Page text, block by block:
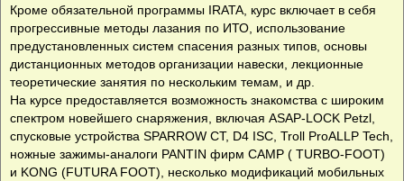
Кроме обязательной программы IRATA, курс включает в себя
прогрессивные методы лазания по ИТО, использование
предустановленных систем спасения разных типов, основы
дистанционных методов организации навески, лекционные
теоретические занятия по нескольким темам, и др.
На курсе предоставляется возможность знакомства с широким
спектром новейшего снаряжения, включая ASAP-LOCK Petzl,
спусковые устройства SPARROW CT, D4 ISC, Troll ProALLP Tech,
ножные зажимы-аналоги PANTIN фирм CAMP ( TURBO-FOOT)
и KONG (FUTURA FOOT), несколько модификаций мобильных